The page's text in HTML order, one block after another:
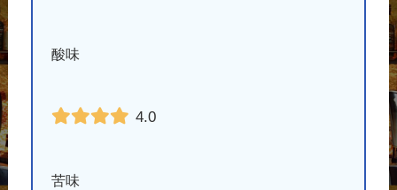
酸味
4.0
苦味